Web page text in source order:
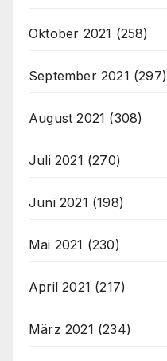
Oktober 2021 (258)
September 2021 (297)
August 2021 (308)
Juli 2021 (270)
Juni 2021 (198)
Mai 2021 (230)
April 2021 (217)
März 2021 (234)